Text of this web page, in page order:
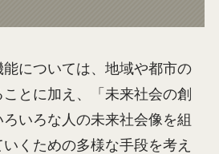
については、地域や都市の
とに加え、「未来社会の創
いろな人の未来社会像を組
くための多様な手段を考え